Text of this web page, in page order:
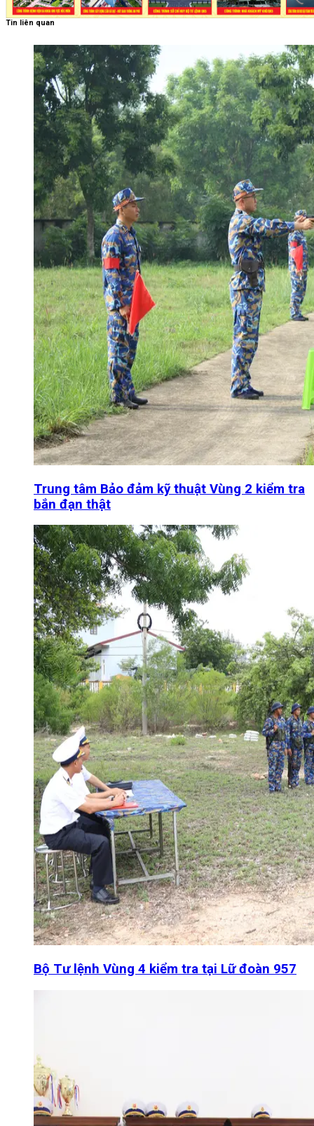
Tin liên quan
Trung tâm Bảo đảm kỹ thuật Vùng 2 kiểm tra
bắn đạn thật
Bộ Tư lệnh Vùng 4 kiểm tra tại Lữ đoàn 957